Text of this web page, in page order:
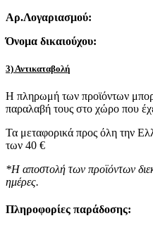
Αρ.Λογαριασμού:
Όνομα δικαιούχου:
3) Αντικαταβολή
Η πληρωμή των προϊόντων
παραλαβή τους στο χώρο που
Τα μεταφορικά προς όλη την
των 40 €
*Η αποστολή των προϊόντων
ημέρες.
Πληροφορίες παράδοσης: